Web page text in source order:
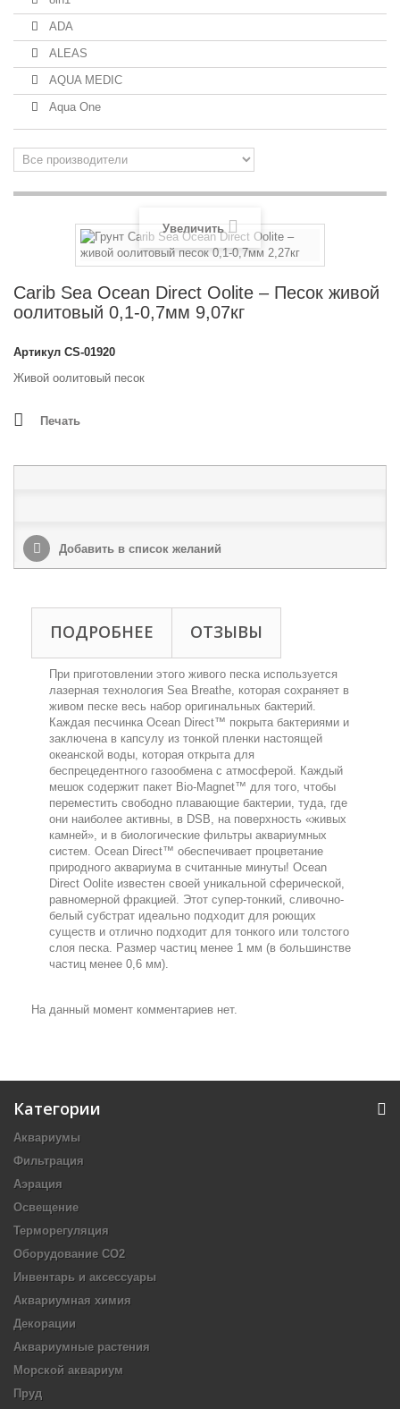
ADA
ALEAS
AQUA MEDIC
Aqua One
Увеличить
Carib Sea Ocean Direct Oolite – Песок живой
оолитовый 0,1-0,7мм 9,07кг
Артикул CS-01920
Живой оолитовый песок
Печать
Добавить в список желаний
ПОДРОБНЕЕ ОТЗЫВЫ
При приготовлении этого живого песка используется
лазерная технология Sea Breathe, которая сохраняет в
живом песке весь набор оригинальных бактерий.
Каждая песчинка Ocean Direct™ покрыта бактериями и
заключена в капсулу из тонкой пленки настоящей
океанской воды, которая открыта для
беспрецедентного газообмена с атмосферой. Каждый
мешок содержит пакет Bio-Magnet™ для того, чтобы
переместить свободно плавающие бактерии, туда, где
они наиболее активны, в DSB, на поверхность «живых
камней», и в биологические фильтры аквариумных
систем. Ocean Direct™ обеспечивает процветание
природного аквариума в считанные минуты! Ocean
Direct Oolite известен своей уникальной сферической,
равномерной фракцией. Этот супер-тонкий, сливочно-
белый субстрат идеально подходит для роющих
существ и отлично подходит для тонкого или толстого
слоя песка. Размер частиц менее 1 мм (в большинстве
частиц менее 0,6 мм).
На данный момент комментариев нет.
Категории
Аквариумы
Фильтрация
Аэрация
Освещение
Терморегуляция
Оборудование CO2
Инвентарь и аксессуары
Аквариумная химия
Декорации
Аквариумные растения
Морской аквариум
Пруд